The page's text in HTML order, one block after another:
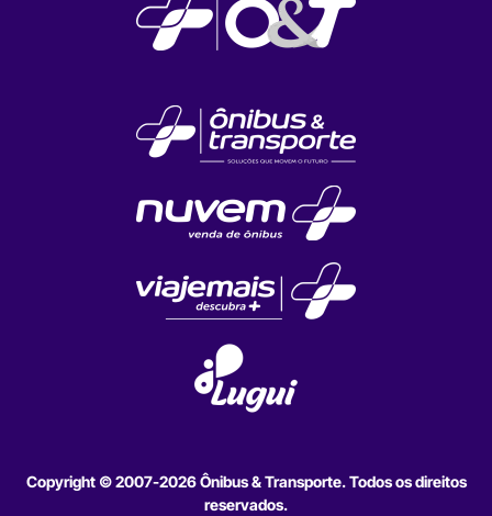
Copyright © 2007-2026 Ônibus & Transporte. Todos os direitos
reservados.